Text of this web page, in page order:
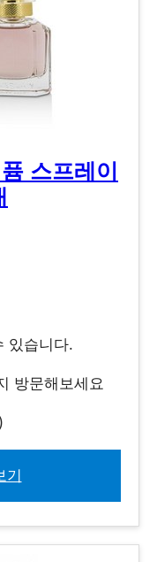
스프레이
있습니다.
방문해보세요
기